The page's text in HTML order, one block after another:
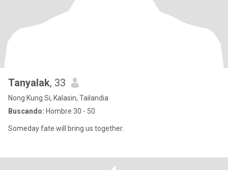
Tanyalak, 33
Nong Kung Si, Kalasin, Tailandia
Buscando: Hombre 30 - 50
Someday fate will bring us together.